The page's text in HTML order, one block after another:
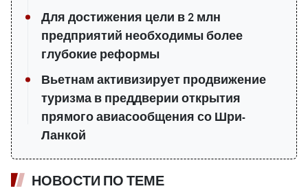
Для достижения цели в 2 млн
предприятий необходимы более
глубокие реформы
Вьетнам активизирует продвижение
туризма в преддверии открытия
прямого авиасообщения со Шри-
Ланкой
НОВОСТИ ПО ТЕМЕ